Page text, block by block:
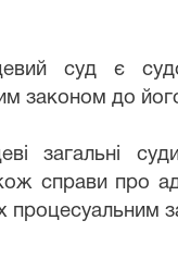
суд є
законом до його
загальні
справи про
процесуальним